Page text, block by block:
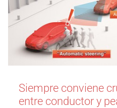
Siempre conviene
entre conductor y